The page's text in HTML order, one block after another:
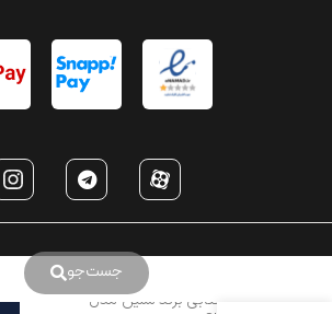
جست‌جو
عینک آفتابی برند سلین مدل